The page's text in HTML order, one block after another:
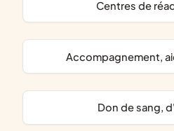
centres de
accompagnement,
don de sang,